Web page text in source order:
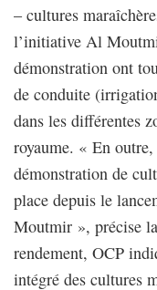
– cultures
l’initiative Al
démonstration ont
de conduite
dans les différentes
royaume. « En
démonstration de
place depuis le
Moutmir », précise
rendement, OCP
intégré des cultures